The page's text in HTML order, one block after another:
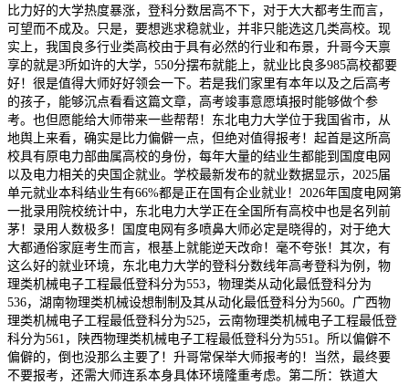
比力好的大学热度暴涨，登科分数居高不下，对于大大都考生而言，
可望而不成及。只是，要想逃求稳就业，并非只能选这几类高校。现
实上，我国良多行业类高校由于具有必然的行业和布景，升哥今天禀
享的就是3所如许的大学，550分摆布就能上，就业比良多985高校都要
好！很是值得大师好好领会一下。若是我们家里有本年以及之后高考
的孩子，能够沉点看看这篇文章，高考竣事意愿填报时能够做个参
考。也但愿能给大师带来一些帮帮！东北电力大学位于我国省市，从
地舆上来看，确实是比力偏僻一点，但绝对值得报考！起首是这所高
校具有原电力部曲属高校的身份，每年大量的结业生都能到国度电网
以及电力相关的央国企就业。学校最新发布的就业数据显示，2025届
单元就业本科结业生有66%都是正在国有企业就业！2026年国度电网第
一批录用院校统计中，东北电力大学正在全国所有高校中也是名列前
茅！录用人数极多！国度电网有多喷鼻大师必定是晓得的，对于绝大
大都通俗家庭考生而言，根基上就能逆天改命！毫不夸张！其次，有
这么好的就业环境，东北电力大学的登科分数线年高考登科为例，物
理类机械电子工程最低登科分为553，物理类从动化最低登科分为
536，湖南物理类机械设想制制及其从动化最低登科分为560。广西物
理类机械电子工程最低登科分为525，云南物理类机械电子工程最低登
科分为561，陕西物理类机械电子工程最低登科分为551。所以偏僻不
偏僻的，倒也没那么主要了！升哥常保举大师报考的！当然，最终要
不要报考，还需大师连系本身具体环境隆重考虑。第二所：铁道大